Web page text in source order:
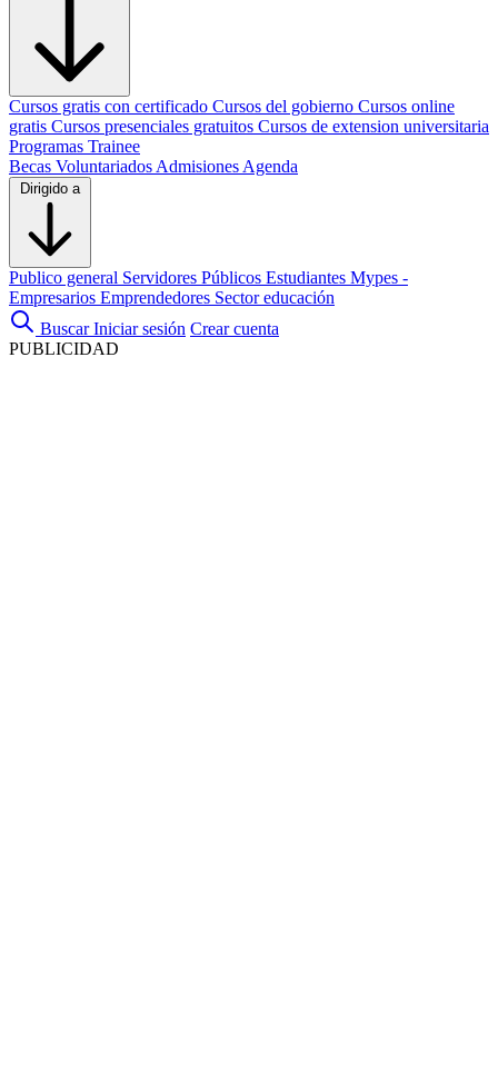
Cursos gratis con certificado Cursos del gobierno Cursos online
gratis Cursos presenciales gratuitos Cursos de extension universitaria
Programas Trainee
Becas Voluntariados Admisiones Agenda
Dirigido a
Publico general Servidores Públicos Estudiantes Mypes -
Empresarios Emprendedores Sector educación
Buscar Iniciar sesión Crear cuenta
PUBLICIDAD